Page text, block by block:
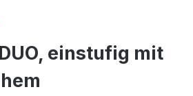
einstufig mit